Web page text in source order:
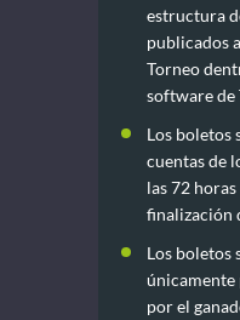
estructura
publicados
Torneo
software de
Los boletos
cuentas de
las 72
finalización
Los boletos
únicamente
por el